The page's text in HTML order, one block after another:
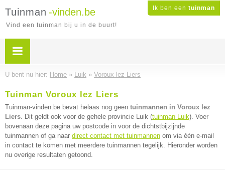
Ik ben een tuinman
Tuinman -vinden.be
Vind een tuinman bij u in de buurt!
U bent nu hier: Home » Luik » Voroux lez Liers
Tuinman Voroux lez Liers
Tuinman-vinden.be bevat helaas nog geen tuinmannen in Voroux lez
Liers. Dit geldt ook voor de gehele provincie Luik (tuinman Luik). Voer
bovenaan deze pagina uw postcode in voor de dichtstbijzijnde
tuinmannen of ga naar direct contact met tuinmannen om via één e-mail
in contact te komen met meerdere tuinmannen tegelijk. Hieronder worden
nu overige resultaten getoond.